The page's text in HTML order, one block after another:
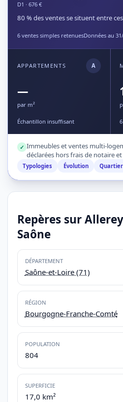
D1 · 676 €
80 % des ventes se situent entre
6 ventes simples retenuesDonnées au
APPARTEMENTS A
—
par m²
Échantillon insuffisant
✓ Immeubles et ventes multi-
déclarées hors frais de notaire et
Typologies Évolution
Repères sur
Saône
DÉPARTEMENT
Saône-et-Loire (71)
RÉGION
Bourgogne-Franche-Comté
POPULATION
804
SUPERFICIE
17,0 km²